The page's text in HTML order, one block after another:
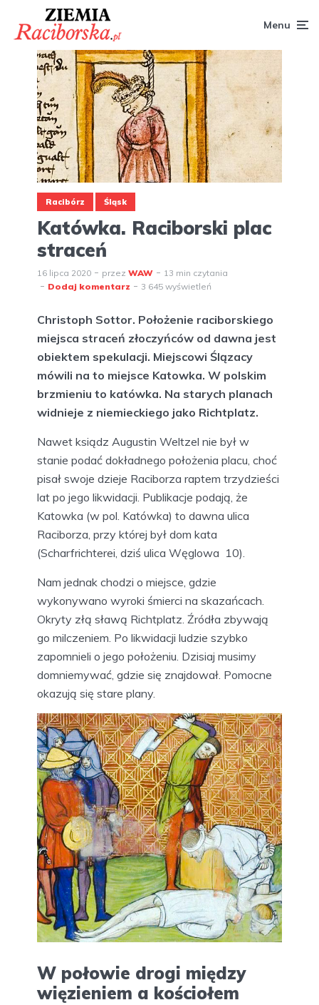
Menu
Racibórz Śląsk
Katówka. Raciborski plac
straceń
16 lipca 2020 przez WAW
13 min czytania
Dodaj komentarz
3 645 wyświetleń
Christoph Sottor. Położenie raciborskiego
miejsca straceń złoczyńców od dawna jest
obiektem spekulacji. Miejscowi Ślązacy
mówili na to miejsce Katowka. W polskim
brzmieniu to katówka. Na starych planach
widnieje z niemieckiego jako Richtplatz.
Nawet ksiądz Augustin Weltzel nie był w
stanie podać dokładnego położenia placu, choć
pisał swoje dzieje Raciborza raptem trzydzieści
lat po jego likwidacji. Publikacje podają, że
Katowka (w pol. Katówka) to dawna ulica
Raciborza, przy której był dom kata
(Scharfrichterei, dziś ulica Węglowa 10).
Nam jednak chodzi o miejsce, gdzie
wykonywano wyroki śmierci na skazańcach.
Okryty złą sławą Richtplatz. Źródła zbywają
go milczeniem. Po likwidacji ludzie szybko
zapomnieli o jego położeniu. Dzisiaj musimy
domniemywać, gdzie się znajdował. Pomocne
okazują się stare plany.
W połowie drogi między
więzieniem a kościołem